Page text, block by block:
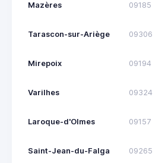
Mazères 09185
Tarascon-sur-Ariège 09306
Mirepoix 09194
Varilhes 09324
Laroque-d'Olmes 09157
Saint-Jean-du-Falga 09265